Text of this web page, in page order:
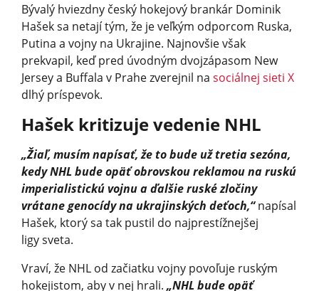
Bývalý hviezdny český hokejový brankár Dominik
Hašek sa netají tým, že je veľkým odporcom Ruska,
Putina a vojny na Ukrajine. Najnovšie však
prekvapil, keď pred úvodným dvojzápasom New
Jersey a Buffala v Prahe zverejnil na sociálnej sieti X
dlhý príspevok.
Hašek kritizuje vedenie NHL
„Žiaľ, musím napísať, že to bude už tretia sezóna,
kedy NHL bude opäť obrovskou reklamou na ruskú
imperialistickú vojnu a ďalšie ruské zločiny
vrátane genocídy na ukrajinských deťoch,“napísal
Hašek, ktorý sa tak pustil do najprestížnejšej
ligy sveta.
Vraví, že NHL od začiatku vojny povoľuje ruským
hokejistom, aby v nej hrali. „NHL bude opäť